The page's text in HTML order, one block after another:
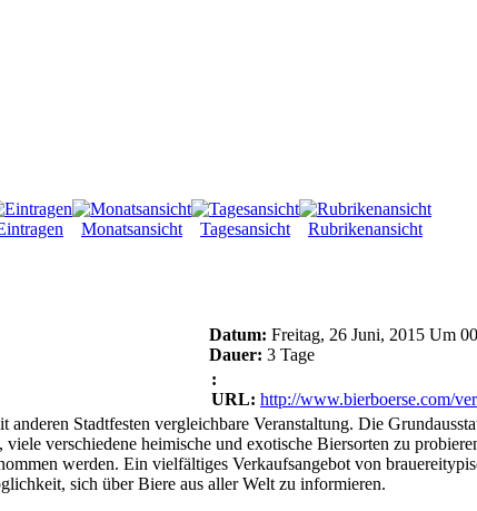
Monatsansicht Tagesansicht Rubrikenansicht
Datum: Freitag, 26 Juni, 2015 Um
Dauer: 3 Tage
:
URL: http://www.bierboerse.com/
Stadtfesten vergleichbare Veranstaltung. Die
verschiedene heimische und exotische Biersorten zu
werden. Ein vielfältiges Verkaufsangebot von
sich über Biere aus aller Welt zu informieren.